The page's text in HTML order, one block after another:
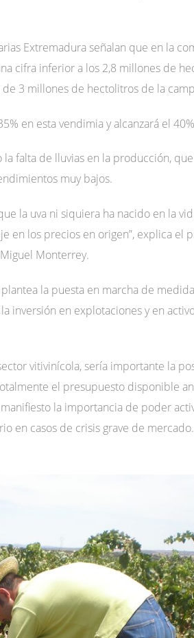
Extremadura señalan que en la
cifra inferior a los 2,8 millones de
3 millones de hectolitros de la
en esta vendimia y alcanzará el
falta de lluvias en la producción,
muy bajos.
la uva ni siquiera ha nacido en la
en los precios en origen”, explica el
Monterrey.
la puesta en marcha de
inversión en explotaciones y en
vitivinícola, sería importante la
el presupuesto disponible
la importancia de poder
en casos de crisis grave de mercado.